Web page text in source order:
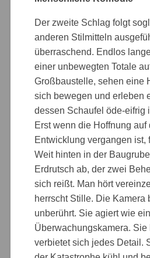
Der zweite Schlag folgt
anderen Stilmitteln
überraschend. Endlos
einer unbewegten Totale
Großbaustelle, sehen eine
sich bewegen und erleben
dessen Schaufel öde-eifrig
Erst wenn die Hoffnung auf
Entwicklung vergangen ist,
Weit hinten in der
Erdrutsch ab, der zwei
sich reißt. Man hört
herrscht Stille. Die Kamera
unberührt. Sie agiert wie
Überwachungskamera. Sie
verbietet sich jedes Detail.